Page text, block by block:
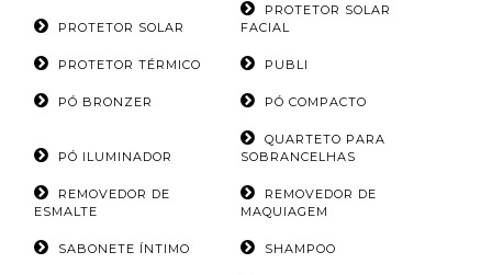
PROTETOR SOLAR
PROTETOR SOLAR
FACIAL
PROTETOR TÉRMICO PUBLI
PÓ BRONZER PÓ COMPACTO
PÓ ILUMINADOR
QUARTETO PARA
SOBRANCELHAS
REMOVEDOR DE
ESMALTE
REMOVEDOR DE
MAQUIAGEM
SABONETE ÍNTIMO SHAMPOO